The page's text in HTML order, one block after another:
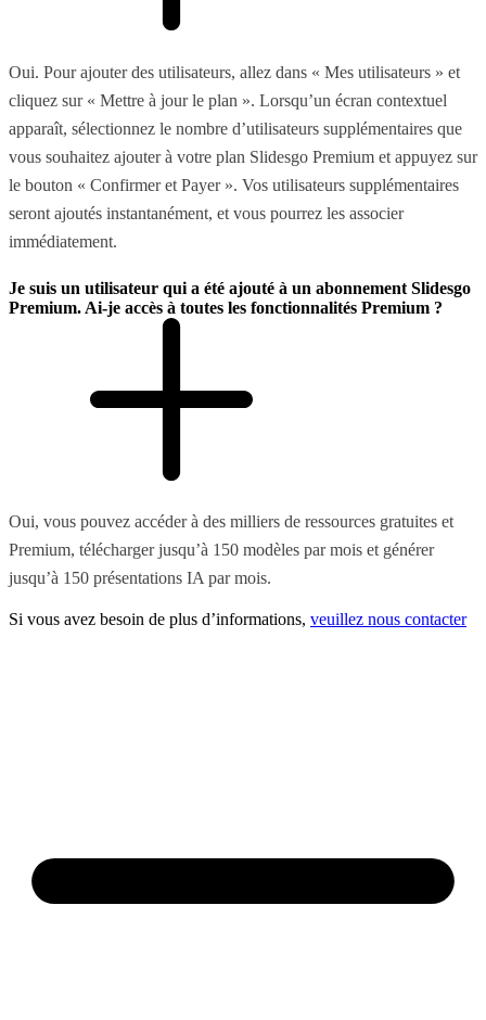
Oui. Pour ajouter des utilisateurs, allez dans « Mes utilisateurs » et
cliquez sur « Mettre à jour le plan ». Lorsqu’un écran contextuel
apparaît, sélectionnez le nombre d’utilisateurs supplémentaires que
vous souhaitez ajouter à votre plan Slidesgo Premium et appuyez sur
le bouton « Confirmer et Payer ». Vos utilisateurs supplémentaires
seront ajoutés instantanément, et vous pourrez les associer
immédiatement.
Je suis un utilisateur qui a été ajouté à un abonnement Slidesgo
Premium. Ai-je accès à toutes les fonctionnalités Premium ?
Oui, vous pouvez accéder à des milliers de ressources gratuites et
Premium, télécharger jusqu’à 150 modèles par mois et générer
jusqu’à 150 présentations IA par mois.
Si vous avez besoin de plus d’informations, veuillez nous contacter